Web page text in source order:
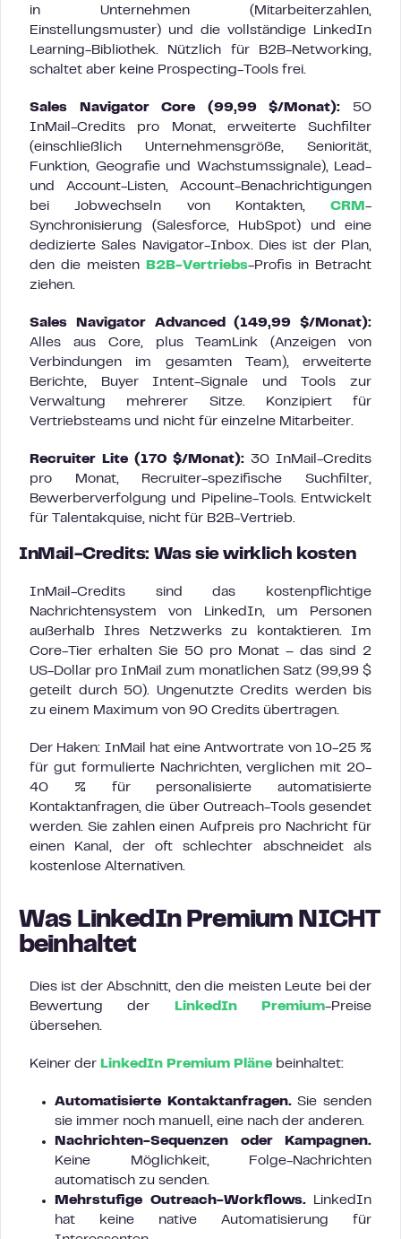
in Unternehmen (Mitarbeiterzahlen,
Einstellungsmuster) und die vollständige LinkedIn
Learning-Bibliothek. Nützlich für B2B-Networking,
schaltet aber keine Prospecting-Tools frei.
Sales Navigator Core (99,99 $/Monat): 50
InMail-Credits pro Monat, erweiterte Suchfilter
(einschließlich Unternehmensgröße, Seniorität,
Funktion, Geografie und Wachstumssignale), Lead-
und Account-Listen, Account-Benachrichtigungen
bei Jobwechseln von Kontakten, CRM -
Synchronisierung (Salesforce, HubSpot) und eine
dedizierte Sales Navigator-Inbox. Dies ist der Plan,
den die meisten
B2B-Vertriebs-Profis in Betracht
ziehen.
Sales Navigator Advanced (149,99 $/Monat):
Alles aus Core, plus TeamLink (Anzeigen von
Verbindungen im gesamten Team), erweiterte
Berichte, Buyer Intent-Signale und Tools zur
Verwaltung mehrerer Sitze. Konzipiert für
Vertriebsteams und nicht für einzelne Mitarbeiter.
Recruiter Lite (170 $/Monat): 30 InMail-Credits
pro Monat, Recruiter-spezifische Suchfilter,
Bewerberverfolgung und Pipeline-Tools. Entwickelt
für Talentakquise, nicht für B2B-Vertrieb.
InMail-Credits: Was sie wirklich kosten
InMail-Credits sind das kostenpflichtige
Nachrichtensystem von LinkedIn, um Personen
außerhalb Ihres Netzwerks zu kontaktieren. Im
Core-Tier erhalten Sie 50 pro Monat – das sind 2
US-Dollar pro InMail zum monatlichen Satz (99,99 $
geteilt durch 50). Ungenutzte Credits werden bis
zu einem Maximum von 90 Credits übertragen.
Der Haken: InMail hat eine Antwortrate von 10-25 %
für gut formulierte Nachrichten, verglichen mit 20-
40 % für personalisierte automatisierte
Kontaktanfragen, die über Outreach-Tools gesendet
werden. Sie zahlen einen Aufpreis pro Nachricht für
einen Kanal, der oft schlechter abschneidet als
kostenlose Alternativen.
Was LinkedIn Premium NICHT
beinhaltet
Dies ist der Abschnitt, den die meisten Leute bei der
Bewertung der
LinkedIn Premium-Preise
übersehen.
Keiner der LinkedIn Premium Pläne beinhaltet:
Automatisierte Kontaktanfragen.Sie senden
sie immer noch manuell, eine nach der anderen.
Nachrichten-Sequenzen oder Kampagnen.
Keine Möglichkeit, Folge-Nachrichten
automatisch zu senden.
Mehrstufige Outreach-Workflows.LinkedIn
hat keine native Automatisierung für